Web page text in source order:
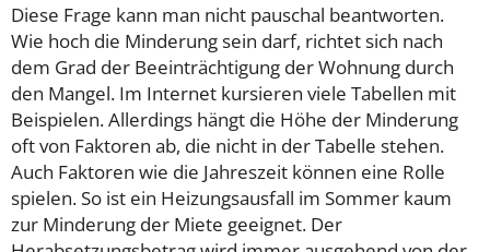
Diese Frage kann man nicht pauschal beantworten.
Wie hoch die Minderung sein darf, richtet sich nach
dem Grad der Beeinträchtigung der Wohnung durch
den Mangel. Im Internet kursieren viele Tabellen mit
Beispielen. Allerdings hängt die Höhe der Minderung
oft von Faktoren ab, die nicht in der Tabelle stehen.
Auch Faktoren wie die Jahreszeit können eine Rolle
spielen. So ist ein Heizungsausfall im Sommer kaum
zur Minderung der Miete geeignet. Der